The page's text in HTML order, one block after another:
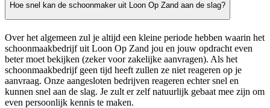
Hoe snel kan de schoonmaker uit Loon Op Zand aan de slag?
Over het algemeen zul je altijd een kleine periode hebben waarin het
schoonmaakbedrijf uit Loon Op Zand jou en jouw opdracht even
beter moet bekijken (zeker voor zakelijke aanvragen). Als het
schoonmaakbedrijf geen tijd heeft zullen ze niet reageren op je
aanvraag. Onze aangesloten bedrijven reageren echter snel en
kunnen snel aan de slag. Je zult er zelf natuurlijk gebaat mee zijn om
even persoonlijk kennis te maken.